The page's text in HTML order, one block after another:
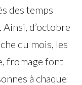
des temps
d’octobre
du mois, les
fromage font
à chaque